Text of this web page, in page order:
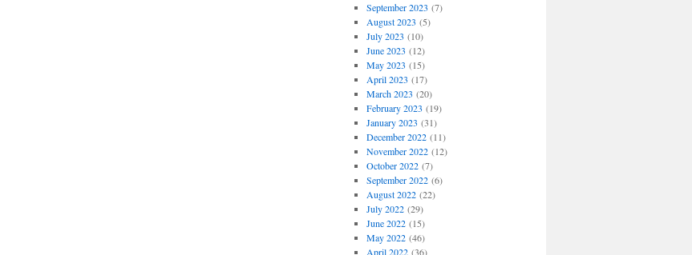
September 2023 (7)
August 2023 (5)
July 2023 (10)
June 2023 (12)
May 2023 (15)
April 2023 (17)
March 2023 (20)
February 2023 (19)
January 2023 (31)
December 2022(11)
November 2022(12)
October 2022(7)
September 2022(6)
August 2022(22)
July 2022(29)
June 2022(15)
May 2022(46)
April 2022(36)